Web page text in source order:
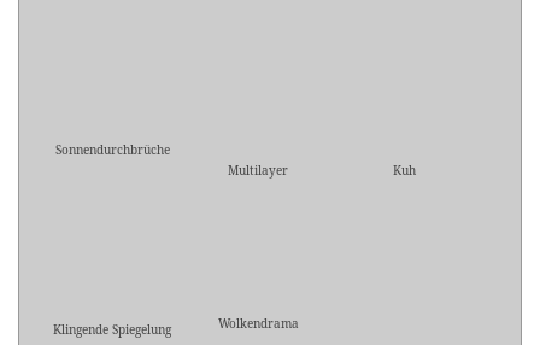
Sonnendurchbrüche
Multilayer
Kuh
Klingende Spiegelung
Wolkendrama